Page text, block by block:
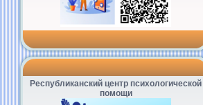
Республиканский центр психологической
помощи